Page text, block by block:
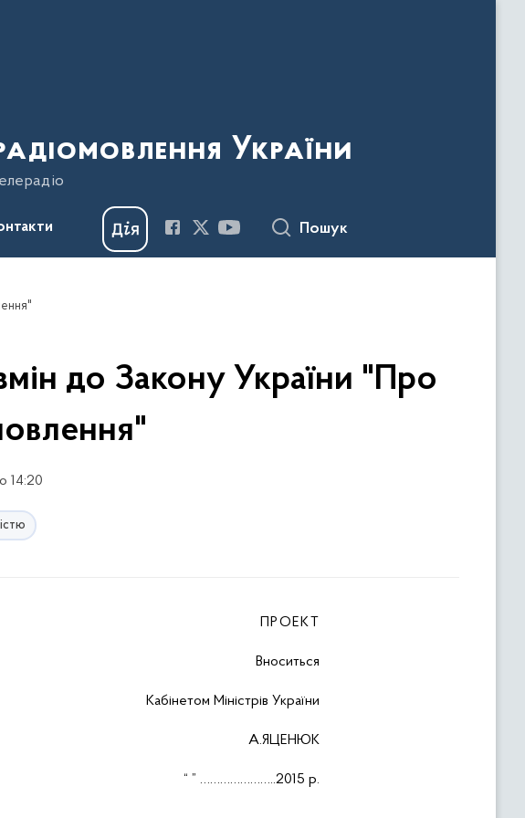
України
Пошук
до Закону України "Про
14:20
ПРОЕКТ
Вноситься
Кабінетом Міністрів України
А.ЯЦЕНЮК
“ ” …………………..2015 р.